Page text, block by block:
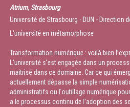
Atrium, Strasbourg
Université de Strasbourg - DUN - Direction
L'université en métamorphose
Transformation numérique : voilà bien
L'université s'est engagée dans un
maitrisé dans ce domaine. Car ce qui
actuellement dépasse la simple
administratifs ou l'outillage numérique
a le processus continu de l’adoption des